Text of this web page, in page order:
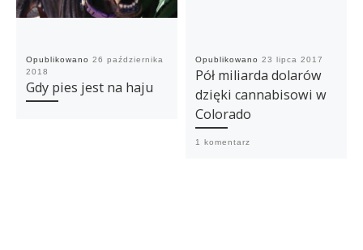
Opublikowano 26 października
2018
Gdy pies jest na haju
Opublikowano 23 lipca 2017
Pół miliarda dolarów
dzięki cannabisowi w
Colorado
1 komentarz